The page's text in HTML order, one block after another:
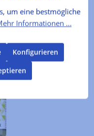
um eine bestmögliche
Informationen ...
Konfigurieren